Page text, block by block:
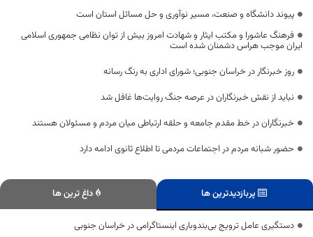
پیوند دانشگاه و صنعت، مسیر نوآوری و حل مسائل استان است
فرهنگ عاشورا و مکتب ایثار و شهادت امروز بیش از توان نظامی جمهوری اسلامی
ایران موجب هراس دشمنان شده است
روز خبرنگار در خراسان جنوبی؛ شورای اداری به رنگ رسانه
نباید از نقش خبرنگاران در عرصه جنگ روایت‌ها غافل شد
خبرنگاران در خط مقدم جامعه و حلقه ارتباطی میان مردم و مسئولان هستند
حضور شبانه مردم در اجتماعات مردمی تا اطلاع ثانوی ادامه دارد
پربازدیدترین ها داغ ترین ها
دستگیری عامل ترویج بی‌بندوباری اینستاگرامی در خراسان جنوبی